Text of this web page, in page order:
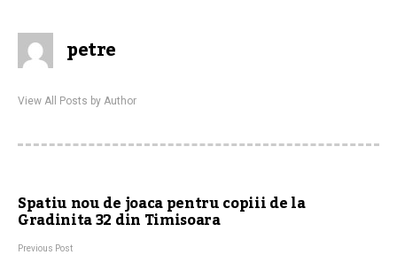
petre
View All Posts by Author
Spatiu nou de joaca pentru copiii de la
Gradinita 32 din Timisoara
Previous Post